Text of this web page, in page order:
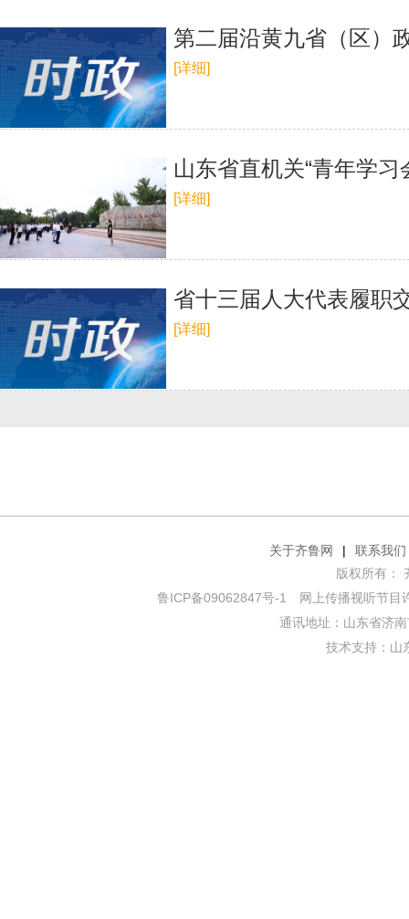
第二届沿黄九省（区）
[详细]
山东省直机关“青年学
[详细]
省十三届人大代表履职
[详细]
关于齐鲁网 |
联系我们
版权所有：
鲁ICP备09062847号-1
网上传播视听节目
通讯地址：山东省济
技术支持： 山